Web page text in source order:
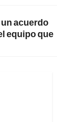
acuerdo
equipo que